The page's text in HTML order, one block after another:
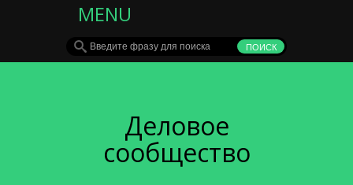
MENU
Деловое
сообщество